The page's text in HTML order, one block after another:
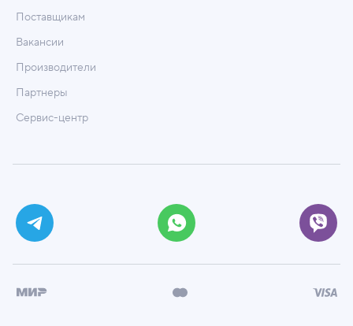
Поставщикам
Вакансии
Производители
Партнеры
Сервис-центр